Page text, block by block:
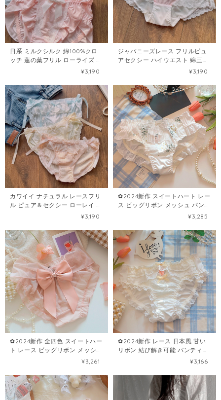
日系 ミルクシルク 綿100%クロ
ッチ 蓮の葉フリル ローライズ か
わいい少女パンツ102621683¥3,190
ジャパニーズレース フリルピュ
アセクシー ハイウエスト 綿三角
¥3,190
カワイイ ナチュラル レースフリ
ル ピュア＆セクシー ローレイ 綿
三角パンツ（リボン付き）¥3,190
✿2024新作 スイートハート レー
ス ビッグリボン メッシュ パンテ
¥3,285
✿2024新作 全四色 スイートハー
ト レース ビッグリボン メッシュ
¥3,261
✿2024新作 レース 日本風 甘い
リボン 結び解き可能 パンティー
¥3,166